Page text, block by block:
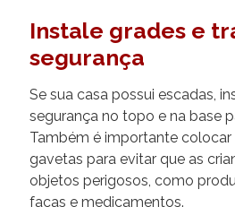
Instale grades e
segurança
Se sua casa possui escadas,
segurança no topo e na base
Também é importante
gavetas para evitar que as
objetos perigosos, como
facas e medicamentos.